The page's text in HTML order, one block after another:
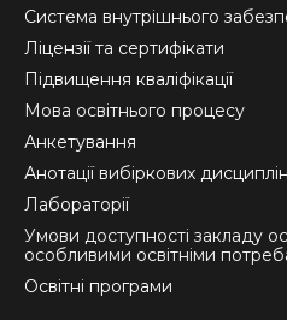
new
window
new
window
new
window
Система внутрішнього
Ліцензії та сертифікати
Підвищення кваліфікації
Мова освітнього процесу
Анкетування
Анотації вибіркових дисциплін
Лабораторії
Умови доступності закладу
особливими освітніми
Освітні програми